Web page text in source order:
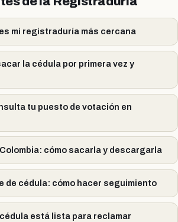
mi registraduría más cercana
la cédula por primera vez y
tu puesto de votación en
cómo sacarla y descargarla
de cédula: cómo hacer seguimiento
está lista para reclamar